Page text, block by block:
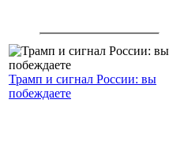
Трамп и сигнал России: вы
побеждаете